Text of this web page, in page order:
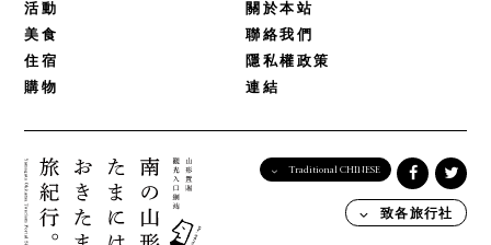
活動
美食
住宿
購物
關於本站
聯絡我們
隱私權政策
連結
Traditional CHINESE
English
致各旅行社